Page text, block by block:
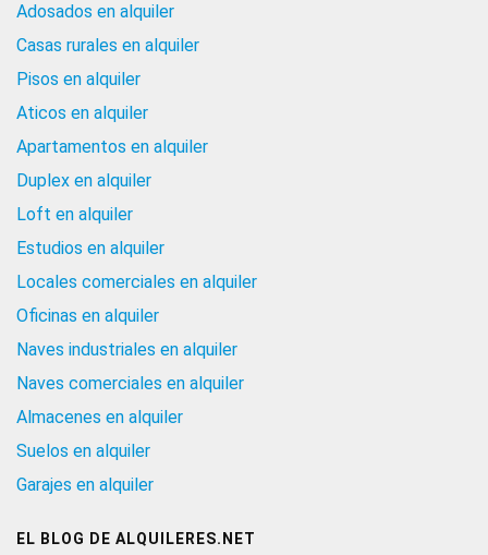
Adosados en alquiler
Casas rurales en alquiler
Pisos en alquiler
Aticos en alquiler
Apartamentos en alquiler
Duplex en alquiler
Loft en alquiler
Estudios en alquiler
Locales comerciales en alquiler
Oficinas en alquiler
Naves industriales en alquiler
Naves comerciales en alquiler
Almacenes en alquiler
Suelos en alquiler
Garajes en alquiler
EL BLOG DE ALQUILERES.NET